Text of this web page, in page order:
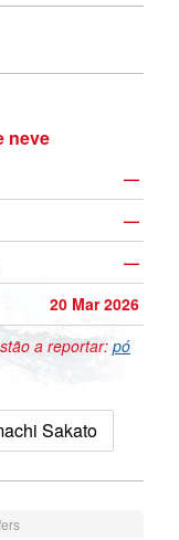
neve
—
—
—
20 Mar 2026
a reportar: pó
Sakato